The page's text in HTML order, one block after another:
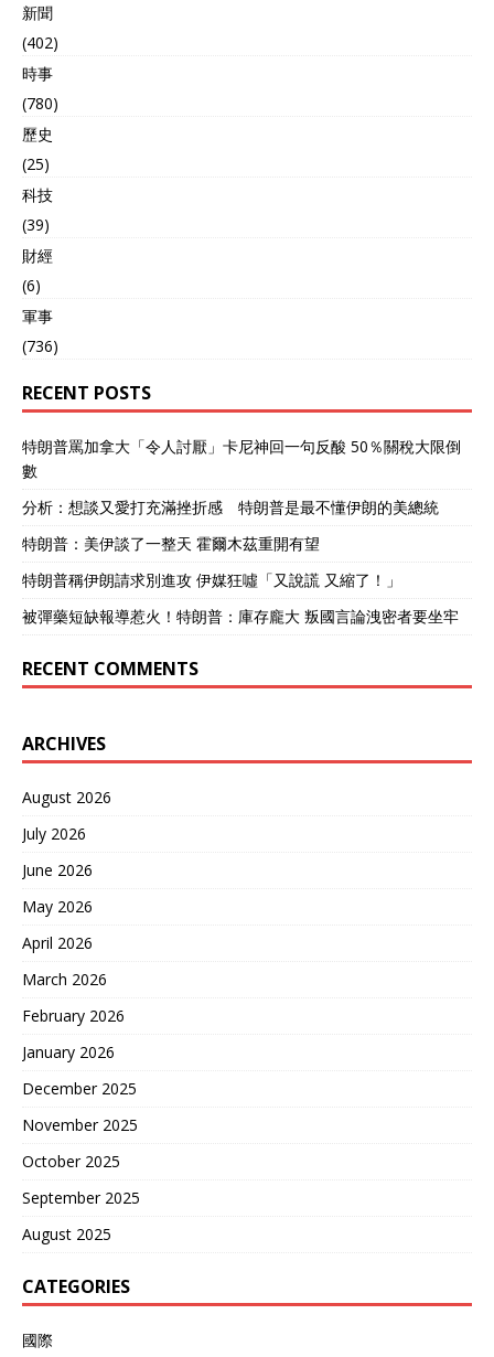
新聞
(402)
時事
(780)
歷史
(25)
科技
(39)
財經
(6)
軍事
(736)
RECENT POSTS
特朗普罵加拿大「令人討厭」卡尼神回一句反酸 50％關稅大限倒
數
分析：想談又愛打充滿挫折感 特朗普是最不懂伊朗的美總統
特朗普：美伊談了一整天 霍爾木茲重開有望
特朗普稱伊朗請求別進攻 伊媒狂噓「又說謊 又縮了！」
被彈藥短缺報導惹火！特朗普：庫存龐大 叛國言論洩密者要坐牢
RECENT COMMENTS
ARCHIVES
August 2026
July 2026
June 2026
May 2026
April 2026
March 2026
February 2026
January 2026
December 2025
November 2025
October 2025
September 2025
August 2025
CATEGORIES
國際